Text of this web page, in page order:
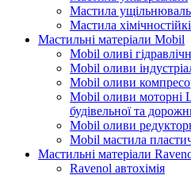
Мастила
Мастила хімічностійкі
Мастильні матеріали Mobil
Mobil оливі
Mobil оливи
Mobil оливи
Mobil оливи моторні
будівельної та
Mobil оливи
Mobil мастила
Мастильні матеріали
Ravenol автохімія